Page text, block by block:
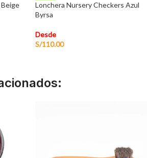
Lonchera Nursery Checkers Azul
Byrsa
Desde
S/110.00